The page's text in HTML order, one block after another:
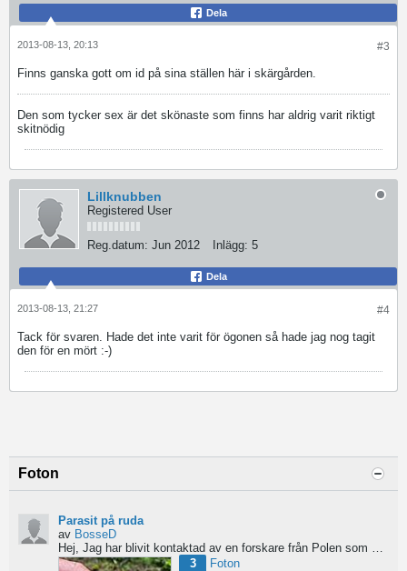
Dela
#3
2013-08-13, 20:13
Finns ganska gott om id på sina ställen här i skärgården.
Den som tycker sex är det skönaste som finns har aldrig varit riktigt
skitnödig
Lillknubben
Registered User
Reg.datum: Jun 2012 Inlägg: 5
Dela
#4
2013-08-13, 21:27
Tack för svaren. Hade det inte varit för ögonen så hade jag nog tagit
den för en mört :-)
Foton
Parasit på ruda
av BosseD
Hej, Jag har blivit kontaktad av en forskare från Polen som är på jakt efter material av...
3
Foton